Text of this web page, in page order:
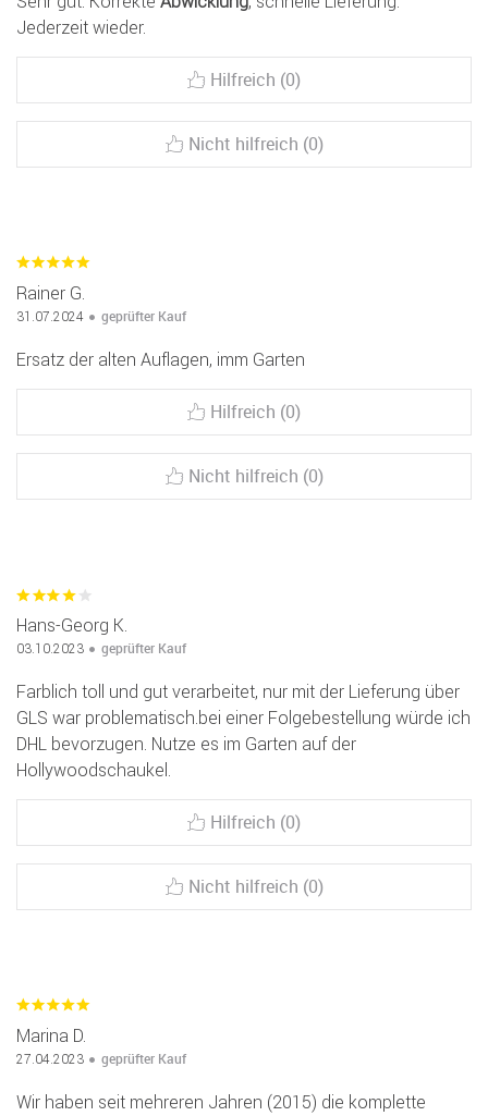
Jederzeit wieder.
Hilfreich (0)
Nicht hilfreich (0)
Rainer G.
31.07.2024 geprüfter Kauf
Ersatz der alten Auflagen, imm Garten
Hilfreich (0)
Nicht hilfreich (0)
Hans-Georg K.
03.10.2023 geprüfter Kauf
Farblich toll und gut verarbeitet, nur mit der Lieferung über
GLS war problematisch.bei einer Folgebestellung würde ich
DHL bevorzugen. Nutze es im Garten auf der
Hollywoodschaukel.
Hilfreich (0)
Nicht hilfreich (0)
Marina D.
27.04.2023 geprüfter Kauf
Wir haben seit mehreren Jahren (2015) die komplette